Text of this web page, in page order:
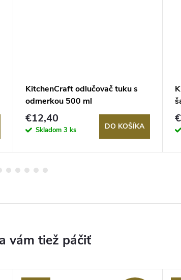
KitchenCraft odlučovač tuku s
odmerkou 500 ml
€12,40
Skladom 3 ks DO KOŠÍKA